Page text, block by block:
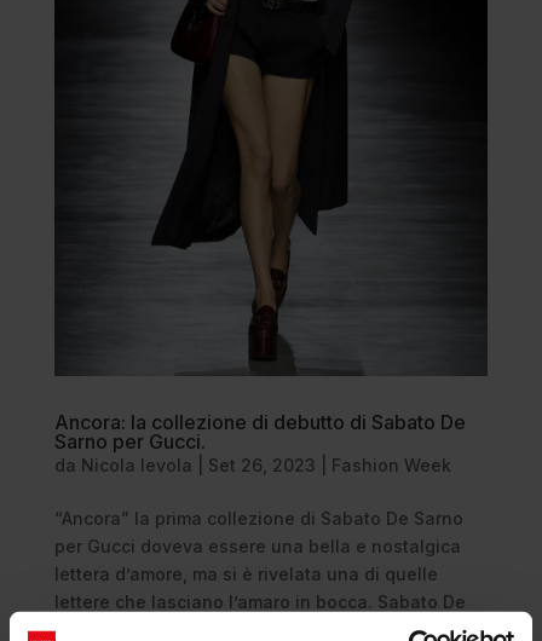
Ancora: la collezione di debutto di Sabato De
Sarno per Gucci.
da Nicola Ievola Set 26, 2023 Fashion Week
“Ancora” la prima collezione di Sabato De Sarno
per Gucci doveva essere una bella e nostalgica
lettera d’amore, ma si è rivelata una di quelle
lettere che lasciano l’amaro in bocca. Sabato De
Sarno ha presentato Ancora, la sua prima